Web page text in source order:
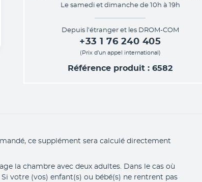
Le samedi et dimanche de 10h à 19h
Depuis l’étranger et les DROM-COM
+33 1 76 240 405
(Prix d’un appel international)
Référence produit : 6582
ce supplément sera calculé directement
la chambre avec deux adultes. Dans le cas où
votre (vos) enfant(s) ou bébé(s) ne rentrent pas